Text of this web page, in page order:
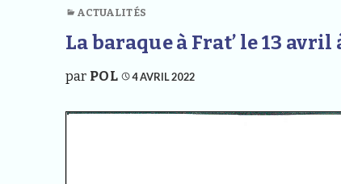
ACTUALITÉS
La baraque à Frat’ le 13
par POL 4 AVRIL 2022